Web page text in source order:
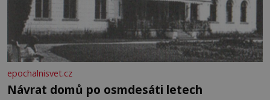
epochalnisvet.cz
Návrat domů po osmdesáti letech